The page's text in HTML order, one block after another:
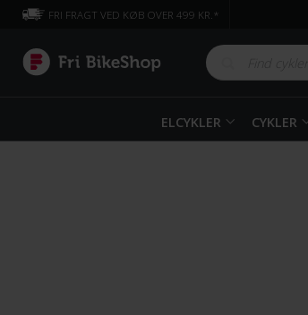
FRI FRAGT VED KØB OVER 499 KR.*
ELCYKLER CYKLER